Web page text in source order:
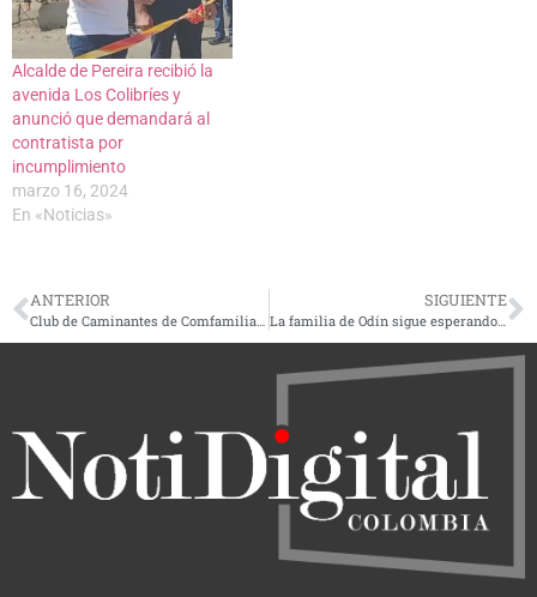
Alcalde de Pereira recibió la
avenida Los Colibríes y
anunció que demandará al
contratista por
incumplimiento
marzo 16, 2024
En «Noticias»
ANTERIOR
Club de Caminantes de Comfamiliar Risaralda
SIGUIENTE
La familia de Odín sigue esperando su regreso